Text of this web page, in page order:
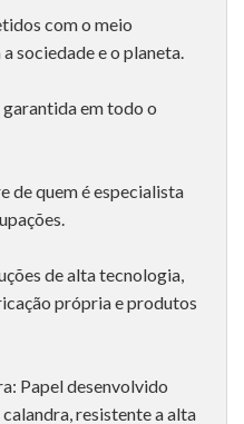
com o meio
sociedade e o planeta.
em todo o
de quem é especialista
de alta tecnologia,
própria e produtos
Papel desenvolvido
resistente a alta